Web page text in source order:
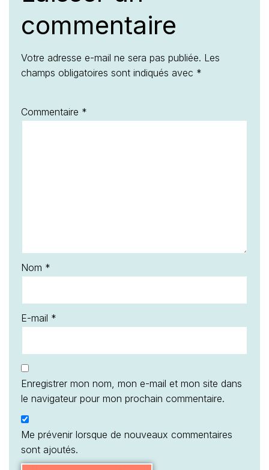
commentaire
Votre adresse e-mail ne sera pas publiée. Les
champs obligatoires sont indiqués avec *
Commentaire *
Nom *
E-mail *
Enregistrer mon nom, mon e-mail et mon site dans
le navigateur pour mon prochain commentaire.
Me prévenir lorsque de nouveaux commentaires
sont ajoutés.